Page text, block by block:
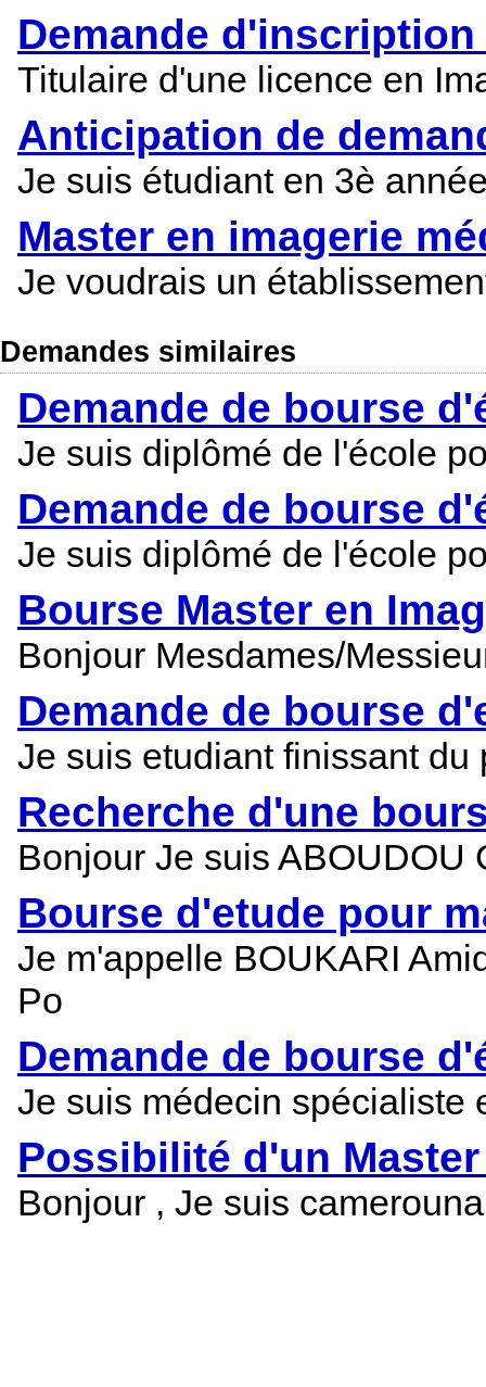
Demande
Titulaire d'une licence en
Anticipation de
Je suis étudiant en 3è
Master en imagerie
Je voudrais un
Demandes similaires
Demande de bourse
Je suis diplômé de l'école
Demande de bourse
Je suis diplômé de l'école
Bourse Master en
Bonjour Mesdames/
Demande de bourse
Je suis etudiant finissant
Recherche d'une
Bonjour Je suis ABOUDOU
Bourse d'etude pour
Je m'appelle BOUKARI
Po
Demande de bourse
Je suis médecin spécialiste
Possibilité d'un
Bonjour , Je suis